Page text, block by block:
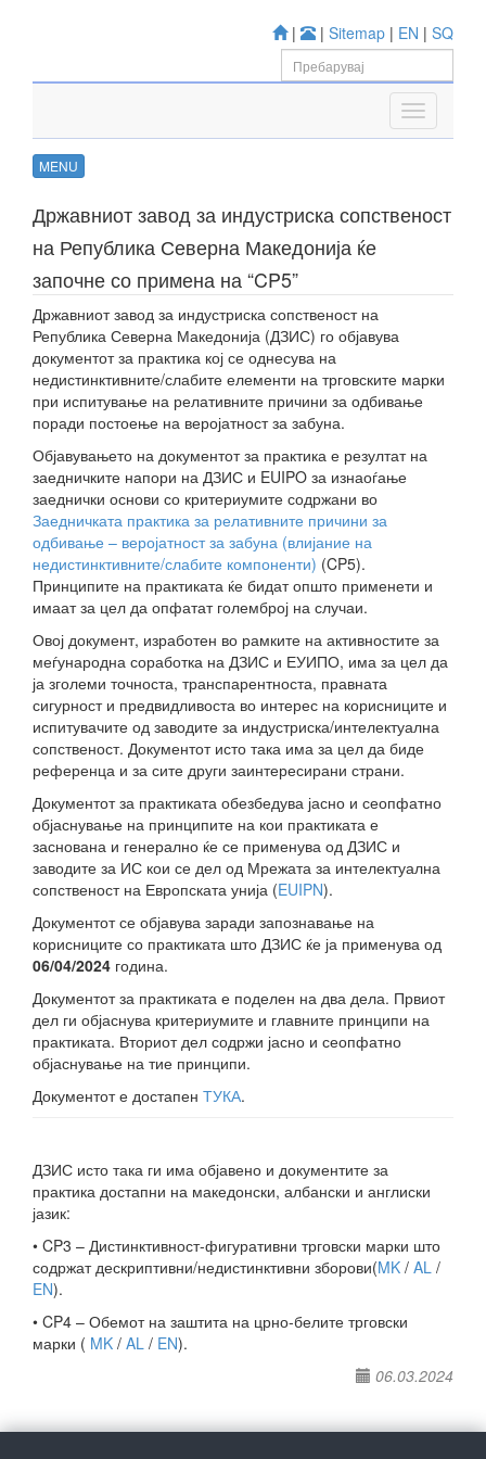
| | Sitemap | EN | SQ
MENU
Државниот завод за индустриска сопственост
на Република Северна Македонија ќе
започне со примена на “CP5”
Државниот завод за индустриска сопственост на
Република Северна Македонија (ДЗИС) го објавува
документот за практика кој се однесува на
недистинктивните/слабите елементи на трговските марки
при испитување на релативните причини за одбивање
поради постоење на веројатност за забуна.
Објавувањето на документот за практика е резултат на
заедничките напори на ДЗИС и EUIPO за изнаоѓање
заеднички основи со критериумите содржани во
Заедничката практика за релативните причини за
одбивање – веројатност за забуна (влијание на
недистинктивните/слабите компоненти) (CP5).
Принципите на практиката ќе бидат општо применети и
имаат за цел да опфатат големброј на случаи.
Овој документ, изработен во рамките на активностите за
меѓународна соработка на ДЗИС и ЕУИПО, има за цел да
ја зголеми точноста, транспарентноста, правната
сигурност и предвидливоста во интерес на корисниците и
испитувачите од заводите за индустриска/интелектуална
сопственост. Документот исто така има за цел да биде
референца и за сите други заинтересирани страни.
Документот за практиката обезбедува јасно и сеопфатно
објаснување на принципите на кои практиката е
заснована и генерално ќе се применува од ДЗИС и
заводите за ИС кои се дел од Мрежата за интелектуална
сопственост на Европската унија (EUIPN).
Документот се објавува заради запознавање на
корисниците со практиката што ДЗИС ќе ја применува од
06/04/2024 година.
Документот за практиката е поделен на два дела. Првиот
дел ги објаснува критериумите и главните принципи на
практиката. Вториот дел содржи јасно и сеопфатно
објаснување на тие принципи.
Документот е достапен ТУКА.
ДЗИС исто така ги има објавено и документите за
практика достапни на македонски, албански и англиски
јазик:
• CP3 – Дистинктивност-фигуративни трговски марки што
содржат дескриптивни/недистинктивни зборови(MK / AL /
EN).
• CP4 – Обемот на заштита на црно-белите трговски
марки ( MK / AL / EN).
06.03.2024